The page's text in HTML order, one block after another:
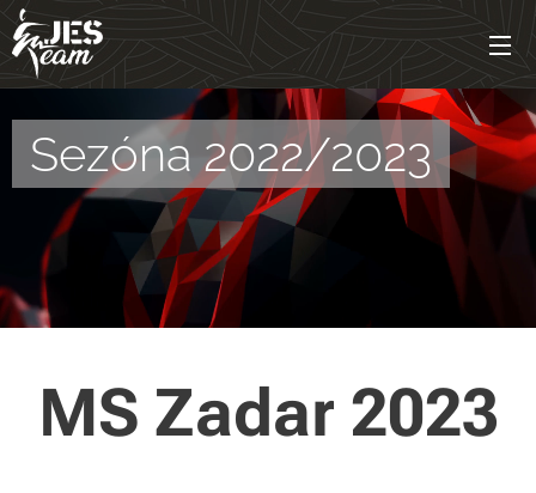
Sezóna 2022/2023
MS Zadar 2023